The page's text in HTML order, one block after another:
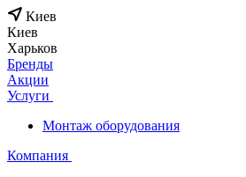
Киев
Киев
Харьков
Бренды
Акции
Услуги
Монтаж оборудования
Компания